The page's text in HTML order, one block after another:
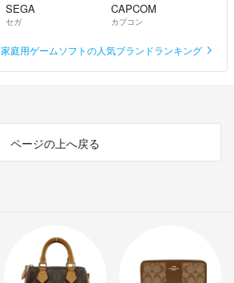
SEGA
セガ
CAPCOM
カプコン
家庭用ゲームソフトの人気ブランドランキング
ページの上へ戻る